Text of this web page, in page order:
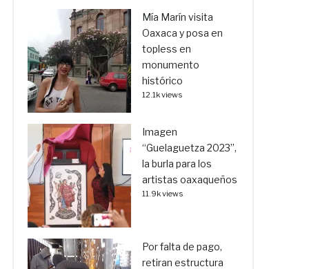
Mía Marín visita
Oaxaca y posa en
topless en
monumento
histórico
12.1k views
Imagen
“Guelaguetza 2023”,
la burla para los
artistas oaxaqueños
11.9k views
Por falta de pago,
retiran estructura